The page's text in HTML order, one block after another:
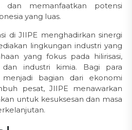
dan memanfaatkan potensi
yang luas.
di JIIPE menghadirkan sinergi
lingkungan industri yang
yang fokus pada hilirisasi,
industri kimia. Bagi para
bagian dari ekonomi
pesat, JIIPE menawarkan
untuk kesuksesan dan masa